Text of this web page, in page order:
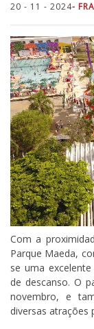
20 - 11 - 2024-
Com a
Parque Maeda,
se uma
de descanso. O
novembro, e
diversas atrações